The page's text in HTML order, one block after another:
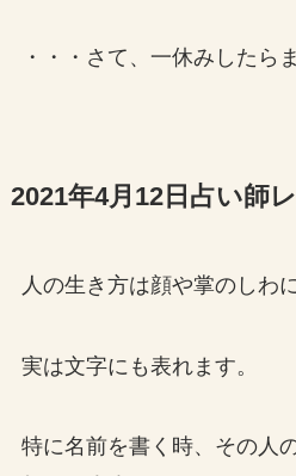
・・・さて、一休みしたら
2021年4月12日占い師
人の生き方は顔や掌のしわ
実は文字にも表れます。
特に名前を書く時、その人